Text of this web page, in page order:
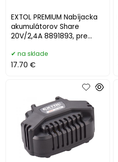
EXTOL PREMIUM Nabíjacka
akumulátorov Share
20V/2,4A 8891893, pre
na sklade
17.70 €